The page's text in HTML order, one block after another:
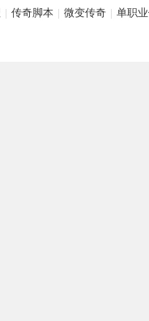
| 传奇脚本 | 微变传奇 | 单职